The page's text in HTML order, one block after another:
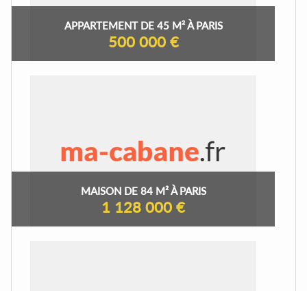
APPARTEMENT DE 45 M² À PARIS
500 000 €
MAISON DE 84 M² À PARIS
1 128 000 €